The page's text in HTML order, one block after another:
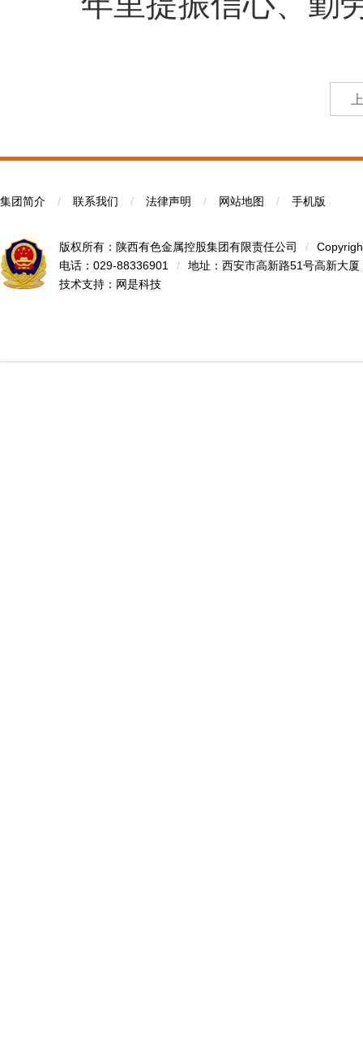
集团简介 / 联系我们 / 法律声明 / 网站地图 / 手机版
版权所有：陕西有色金属控股集团有限责任公司 /
电话：029-88336901
/
地址：西安市高新路51号高新大厦
技术支持： 网是科技